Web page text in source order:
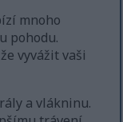
mnoho
pohodu.
vyvážit vaši
a vlákninu.